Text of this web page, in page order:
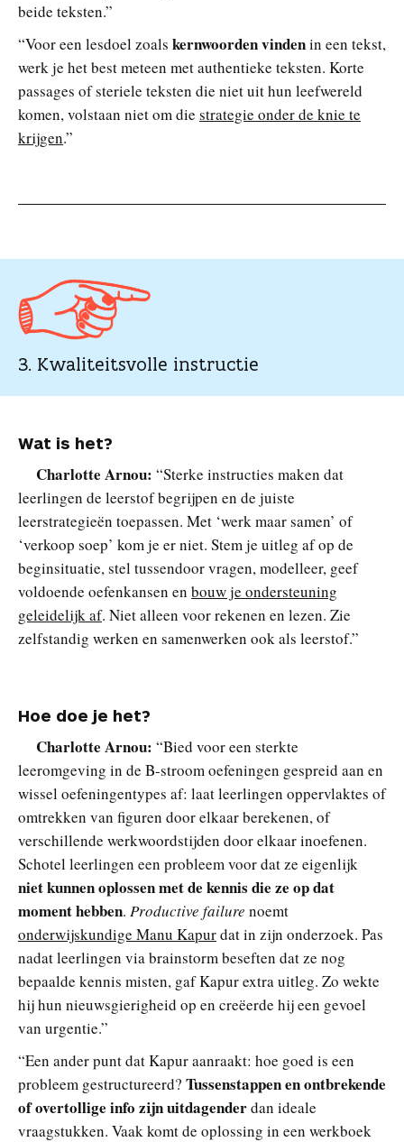
beide teksten.”
“Voor een lesdoel zoals kernwoorden vindenin een tekst,
werk je het best meteen met authentieke teksten. Korte
passages of steriele teksten die niet uit hun leefwereld
komen, volstaan niet om die strategie onder de knie te
krijgen.”
3. Kwaliteitsvolle instructie
Wat is het?
Charlotte Arnou: “Sterke instructies maken dat
leerlingen de leerstof begrijpen en de juiste
leerstrategieën toepassen. Met ‘werk maar samen’ of
‘verkoop soep’ kom je er niet. Stem je uitleg af op de
beginsituatie, stel tussendoor vragen, modelleer, geef
voldoende oefenkansen en bouw je ondersteuning
geleidelijk af. Niet alleen voor rekenen en lezen. Zie
zelfstandig werken en samenwerken ook als leerstof.”
Hoe doe je het?
Charlotte Arnou: “Bied voor een sterkte
leeromgeving in de B-stroom oefeningen gespreid aan en
wissel oefeningentypes af: laat leerlingen oppervlaktes of
omtrekken van figuren door elkaar berekenen, of
verschillende werkwoordstijden door elkaar inoefenen.
Schotel leerlingen een probleem voor dat ze eigenlijk
niet kunnen oplossen met de kennis die ze op dat
moment hebben. Productive failure noemt
onderwijskundige Manu Kapurdat in zijn onderzoek. Pas
nadat leerlingen via brainstorm beseften dat ze nog
bepaalde kennis misten, gaf Kapur extra uitleg. Zo wekte
hij hun nieuwsgierigheid op en creëerde hij een gevoel
van urgentie.”
“Een ander punt dat Kapur aanraakt: hoe goed is een
probleem gestructureerd? Tussenstappen en ontbrekende
of overtollige info zijn uitdagenderdan ideale
vraagstukken. Vaak komt de oplossing in een werkboek